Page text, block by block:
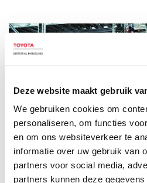
Deze website maakt gebruik
We gebruiken cookies om
personaliseren, om functies
en om ons websiteverkeer te
informatie over uw gebruik van
partners voor social media,
partners kunnen deze
Ons productassortiment